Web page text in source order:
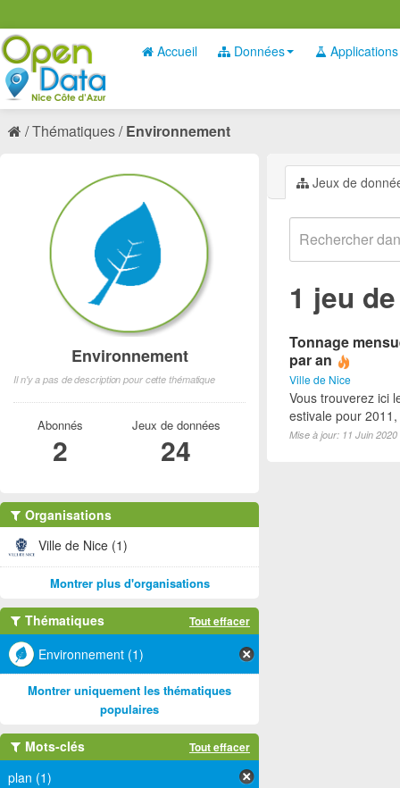
Accueil Données Applications
Thématiques Environnement
Jeux de
1 jeu
Tonnage
par an
Ville de Nice
Vous trouverez ici
estivale pour
Mise à jour: 11 Juin 2020
Environnement
Il n'y a pas de description pour cette thématique
Abonnés
2
Jeux de données
24
Organisations
Ville de Nice (1)
Montrer plus d'organisations
Thématiques Tout effacer
Environnement (1)
Montrer uniquement les thématiques
populaires
Mots-clés Tout effacer
plan (1)